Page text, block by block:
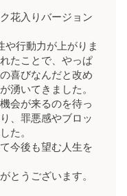
花入りバージョン
や行動力が上がりま
たことで、やっぱ
喜びなんだと改め
湧いてきました。
会が来るのを待っ
、罪悪感やブロッ
た。
今後も望む人生を
とうございます。